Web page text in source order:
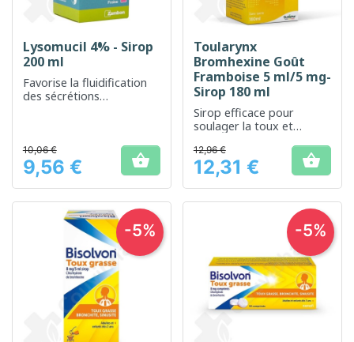
Lysomucil 4% - Sirop
200 ml
Favorise la fluidification
des sécrétions
Prix
10,06 €
9,56 € 
Toularynx
Bromhexine Goût
Framboise 5 ml/5 mg-
Sirop 180 ml
Sirop efficace pour
soulager la toux et
bronchiques
Prix
12,96 €
12,31 € 
-5% -5%